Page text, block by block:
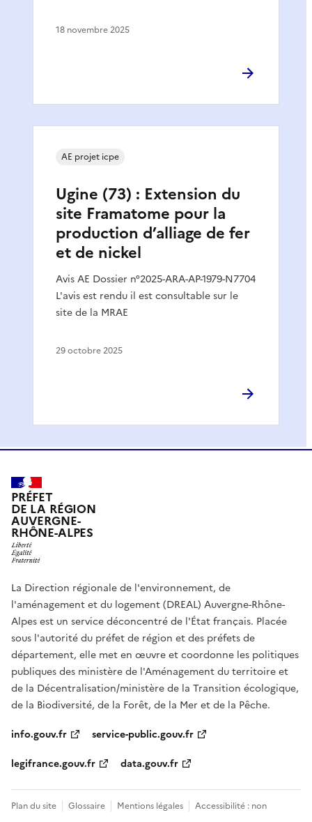
18 novembre 2025
Ugine (73) : Extension du
site Framatome pour la
production d’alliage de fer
et de nickel
Avis AE Dossier n°2025-ARA-AP-1979-N7704
L'avis est rendu il est consultable sur le
site de la MRAE
AE projet icpe
29 octobre 2025
PRÉFET
DE LA RÉGION
AUVERGNE-
RHÔNE-ALPES
La Direction régionale de l'environnement, de
l'aménagement et du logement (DREAL) Auvergne-Rhône-
Alpes est un service déconcentré de l'État français. Placée
sous l'autorité du préfet de région et des préfets de
département, elle met en œuvre et coordonne les politiques
publiques des ministère de l'Aménagement du territoire et
de la Décentralisation/ministère de la Transition écologique,
de la Biodiversité, de la Forêt, de la Mer et de la Pêche.
info.gouv.fr
service-public.gouv.fr
legifrance.gouv.fr
data.gouv.fr
Plan du site Glossaire Mentions légales Accessibilité : non